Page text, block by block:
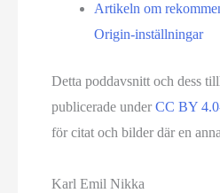
Artikeln om
Origin-inställningar
Detta poddavsnitt och dess
publicerade underCC BY
för citat och bilder där en
Karl Emil Nikka